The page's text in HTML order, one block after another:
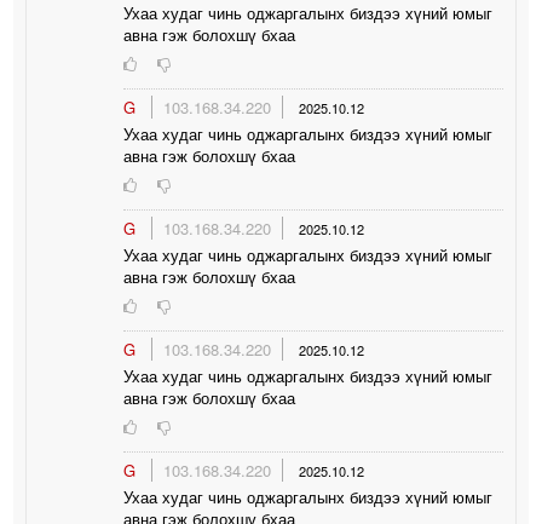
Ухаа худаг чинь оджаргалынх биздээ хүний юмыг
авна гэж болохшү бхаа
G 103.168.34.220 2025.10.12
Ухаа худаг чинь оджаргалынх биздээ хүний юмыг
авна гэж болохшү бхаа
G 103.168.34.220 2025.10.12
Ухаа худаг чинь оджаргалынх биздээ хүний юмыг
авна гэж болохшү бхаа
G 103.168.34.220 2025.10.12
Ухаа худаг чинь оджаргалынх биздээ хүний юмыг
авна гэж болохшү бхаа
G 103.168.34.220 2025.10.12
Ухаа худаг чинь оджаргалынх биздээ хүний юмыг
авна гэж болохшү бхаа